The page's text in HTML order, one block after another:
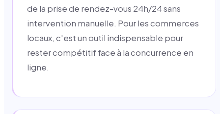
de la prise de rendez-vous 24h/24 sans
intervention manuelle. Pour les commerces
locaux, c'est un outil indispensable pour
rester compétitif face à la concurrence en
ligne.